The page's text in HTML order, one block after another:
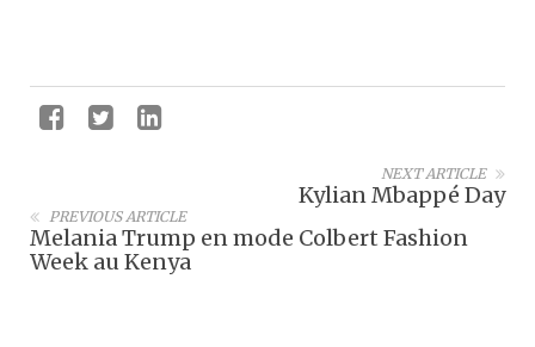
NEXT ARTICLE
Kylian Mbappé Day
PREVIOUS ARTICLE
Melania Trump en mode Colbert Fashion
Week au Kenya